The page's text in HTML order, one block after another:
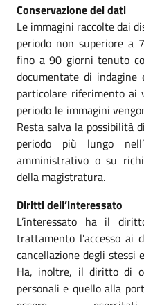
Conservazione dei dati
Le immagini raccolte dai
periodo non superiore a
fino a 90 giorni tenuto
documentate di
particolare riferimento ai
periodo le immagini
Resta salva la possibilità
periodo più lungo
amministrativo o su
della magistratura.
Diritti dell’interessato
L’interessato ha il
trattamento l'accesso ai
cancellazione degli
Ha, inoltre, il diritto di
personali e quello alla